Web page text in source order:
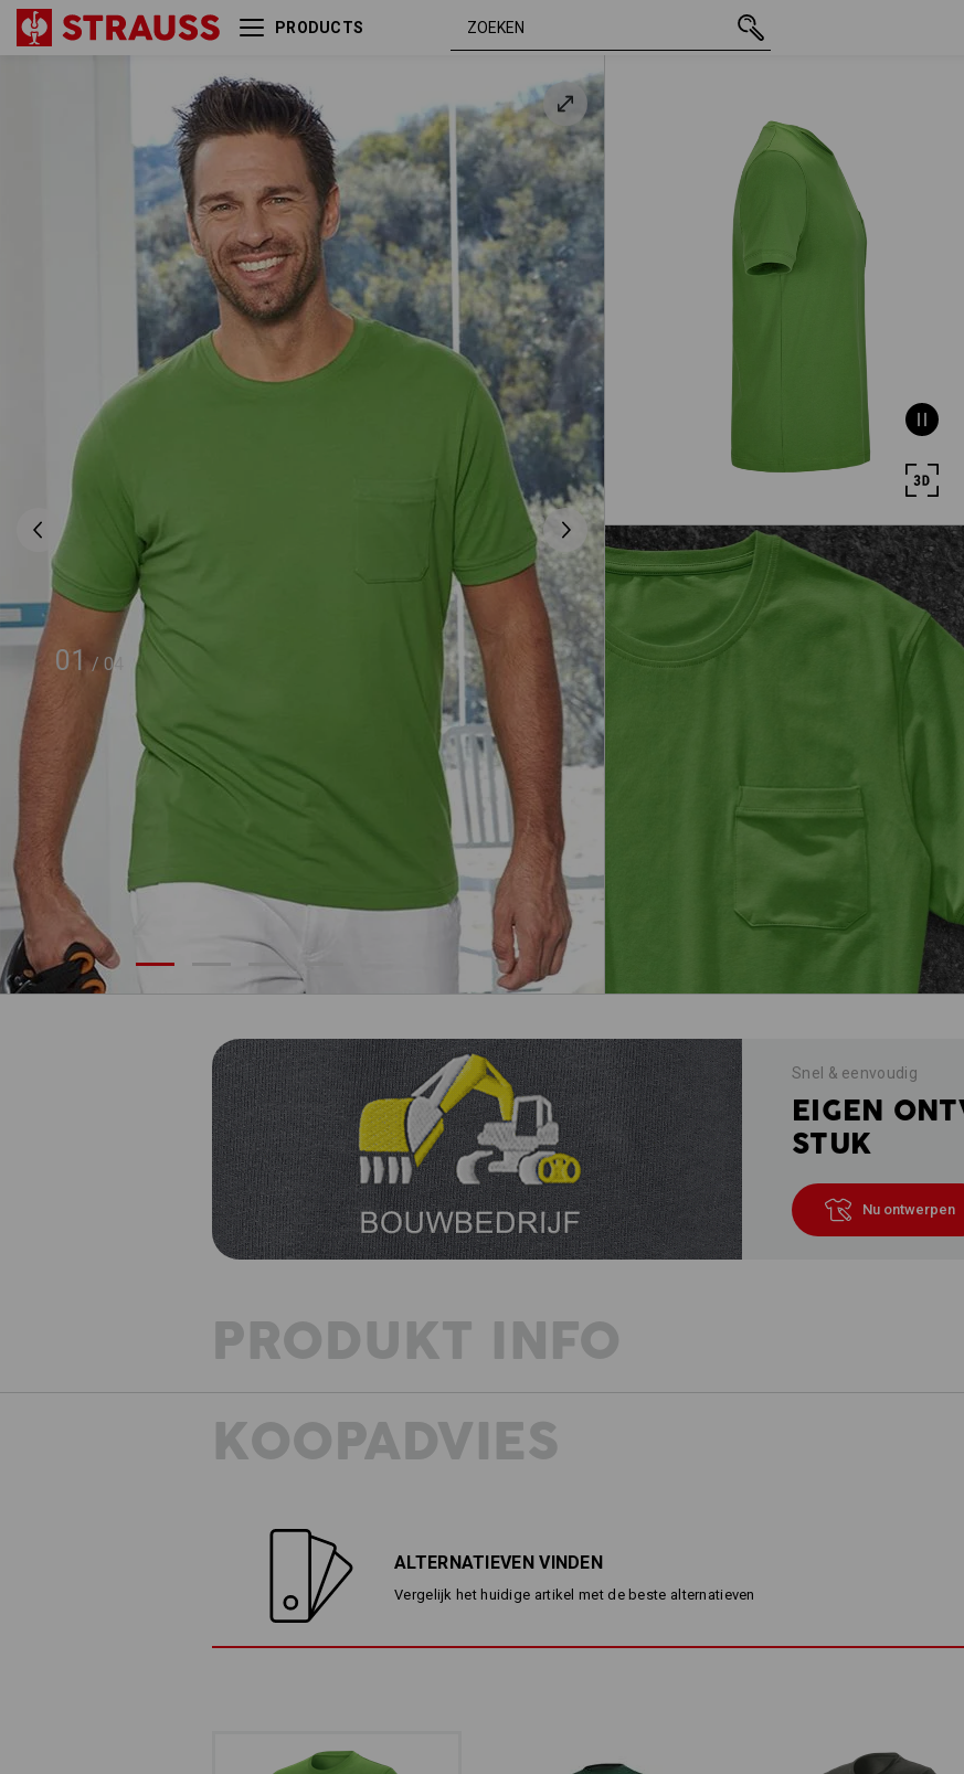
PRODUCTS
01 / 04
e.s. T-shirt cotton stretch
zeegroen S
Snel & eenvoudig
EIGEN
STUK
Nu ontwerpen
PRODUKT INFO
Bovenmateriaal
KOOPADVIES
ALTERNATIEVEN VINDEN
Vergelijk het huidige artikel met de beste alternatieven